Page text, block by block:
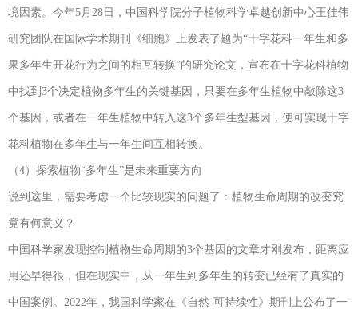
境因素。今年5月28日，中国科学院分子植物科学卓越创新中心王佳伟
研究团队在国际学术期刊《细胞》上发表了题为“十字花科一年生和多
果多年生开花行为之间的相互转换”的研究论文，宣布在十字花科植物
中找到3个决定植物多年生的关键基因，只要在多年生植物中敲除这3
个基因，或者在一年生植物中转入这3个多年生型基因，便可实现十字
花科植物在多年生与一年生间互相转换。
（4）探索植物“多年生”是未来重要方向
说到这里，需要考虑一个比较现实的问题了：植物生命周期的改变究
竟有何意义？
中国科学家发现控制植物生命周期的3个基因的文章才刚发布，距离应
用还早得很，但在现实中，从一年生到多年生的转变已经有了真实的
中国案例。2022年，我国科学家在《自然-可持续性》期刊上公布了一